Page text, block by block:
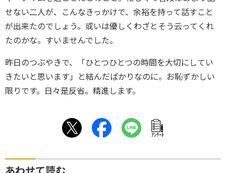
せない二人が、こんなきっかけで、余裕を持って話すこと
が出来たのでしょう。或いは優しくわざとそう云ってくれ
たのかな。すいませんでした。
昨日のつぶやきで、「ひとつひとつの時間を大切にしてい
きたいと思います」と結んだばかりなのに。お恥ずかしい
限りです。日々是反省。精進します。
ｱﾝｹｰﾄ